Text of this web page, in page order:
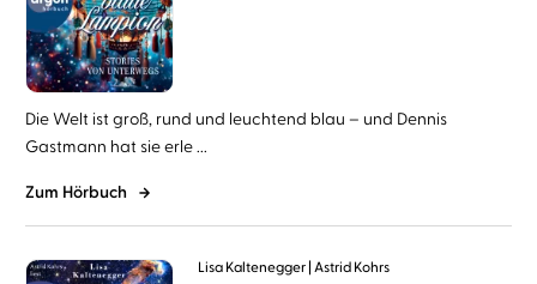
Die Welt ist groß, rund und leuchtend blau – und Dennis
Gastmann hat sie erle ...
Zum Hörbuch
Lisa Kaltenegger Astrid Kohrs